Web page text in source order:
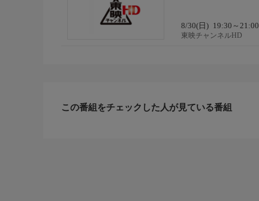
8/30(日) 19:30～21:00
東映チャンネルHD
この番組をチェックした人が見ている番組